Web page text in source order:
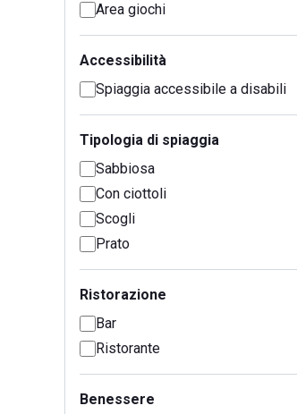
Area giochi
Accessibilità
Spiaggia accessibile a disabili
Tipologia di spiaggia
Sabbiosa
Con ciottoli
Scogli
Prato
Ristorazione
Bar
Ristorante
Benessere